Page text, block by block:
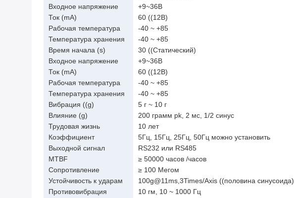
Входное напряжение
((V)
+9~36В
Ток (mA)
60 ((12В)
Рабочая температура
((°C)
-40 ~ +85
Температура хранения
((°C)
-40 ~ +85
Время начала (s)
30 ((Статический)
Входное напряжение
((V)
+9~36В
Ток (mA)
60 ((12В)
Рабочая температура
((°C)
-40 ~ +85
Температура хранения
((°C)
-40 ~ +85
Вибрация ((g)
5 г ~ 10 г
Влияние (g)
200 грамм pk, 2 мс, 1/2 синус
Трудовая жизнь
10 лет
Коэффициент
выработки
5Гц, 15Гц, 25Гц, 50Гц можно установить
Выходной сигнал
RS232 или RS485
MTBF
≥ 50000 часов /часов
Сопротивление
изоляции
≥ 100 Мегом
Устойчивость к ударам
100g@11ms,3Times/Axis ((половина синусоида)
Противовибрация
10 гм, 10 ~ 1000 Гц